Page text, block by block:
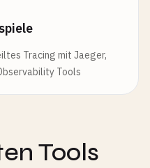
Tracing mit Jaeger,
Tools
Tools